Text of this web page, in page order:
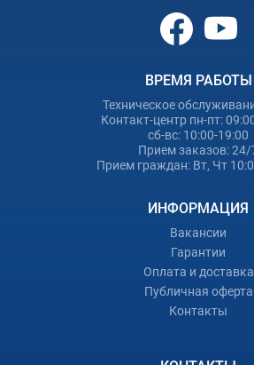
ВРЕМЯ РАБОТЫ
Техническое
Контакт-центр пн-пт:
сб-вс: 10:00-19:00
Прием заказов: 24/
Прием граждан: Вт, Чт
ИНФОРМАЦИЯ
Вакансии
Гарантии
Оплата и доставка
Публичная оферта
Контакты